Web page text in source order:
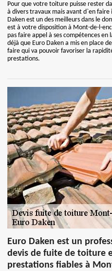
Pour que votre toiture puisse rester
à divers travaux mais avant d`en faire
Daken est un des meilleurs dans le
est à votre disposition à Mont-de-l-
pas faire appel à ses compétences
déjà que Euro Daken a mis en place
faire qui va pouvoir favoriser la
prestations.
Euro Daken est un
devis de fuite de toiture
prestations fiables à